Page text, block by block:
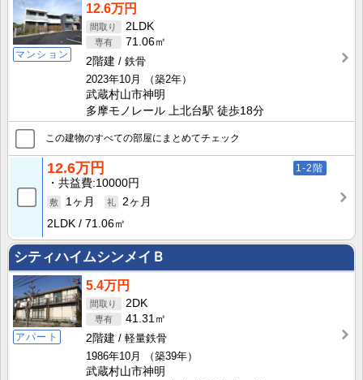
マンション
12.6万円
2LDK
71.06㎡
2階建
鉄骨
2023年10月
（築2年）
武蔵村山市神明
多摩モノレール 上北台駅 徒歩18分
この建物のすべての部屋にまとめてチェック
1-2階
12.6万円
共益費 10000円
1ヶ月
2ヶ月
2LDK
71.06㎡
シティハイムシンメイＢ
アパート
5.4万円
2DK
41.31㎡
2階建
軽量鉄骨
1986年10月
（築39年）
武蔵村山市神明